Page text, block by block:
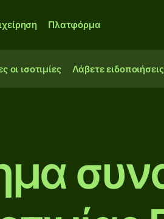
Πλατφόρμα
οι ισοτιμίες Λάβετε ειδοποιήσεις